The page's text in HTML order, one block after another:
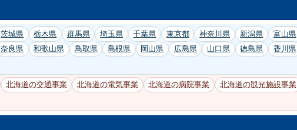
茨城県 栃木県 群馬県 埼玉県 千葉県 東京都 神奈川県 新潟県 富山県
奈良県 和歌山県 鳥取県 島根県 岡山県 広島県 山口県 徳島県 香川県
北海道の交通事業 北海道の電気事業 北海道の病院事業 北海道の観光施設事業